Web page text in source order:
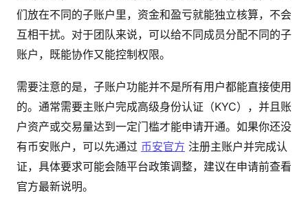
们放在不同的子账户里，资金和盈亏就能独立核算，不会
互相干扰。对于团队来说，可以给不同成员分配不同的子
账户，既能协作又能控制权限。
需要注意的是，子账户功能并不是所有用户都能直接使用
的。通常需要主账户完成高级身份认证（KYC），并且账
户资产或交易量达到一定门槛才能申请开通。如果你还没
有币安账户，可以先通过 币安官方 注册主账户并完成认
证，具体要求可能会随平台政策调整，建议在申请前查看
官方最新说明。